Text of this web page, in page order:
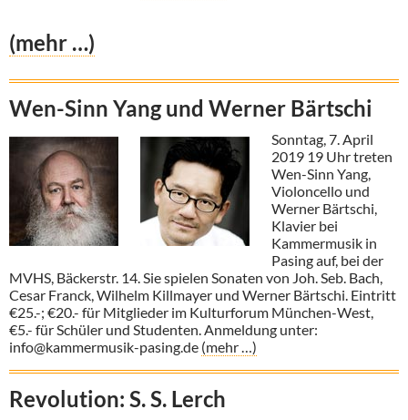
(mehr …)
Wen-Sinn Yang und Werner Bärtschi
Sonntag, 7. April
2019 19 Uhr treten
Wen-Sinn Yang,
Violoncello und
Werner Bärtschi,
Klavier bei
Kammermusik in
Pasing auf, bei der
MVHS, Bäckerstr. 14. Sie spielen Sonaten von Joh. Seb. Bach,
Cesar Franck, Wilhelm Killmayer und Werner Bärtschi. Eintritt
€25.-; €20.- für Mitglieder im Kulturforum München-West,
€5.- für Schüler und Studenten. Anmeldung unter:
info@kammermusik-pasing.de (mehr …)
Revolution: S. S. Lerch